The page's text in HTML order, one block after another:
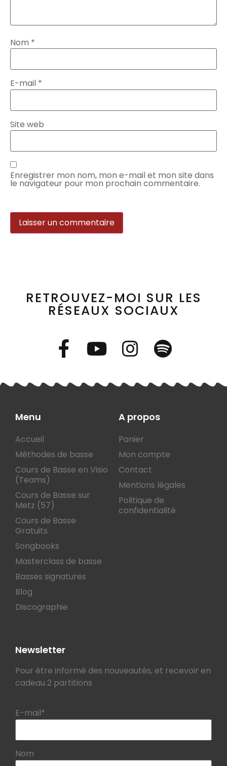
Nom *
E-mail *
Site web
Enregistrer mon nom, mon e-mail et mon site dans
le navigateur pour mon prochain commentaire.
RETROUVEZ-MOI SUR LES
RÉSEAUX SOCIAUX
Menu
Accueil
Méthodes de basse
Cours de Basse en Visio
(Teams)
Cours de Basse sur
Metz (57)
Cours de Basse
Gratuits
Songbooks
Masterclass de basse
Basses signatures
Blog
Discographie
A propos
Panier
Mon compte
Contact
Mentions légales
Politique de
confidentialité
Newsletter
Pour être informé des nouveautés, et recevoir en
cadeau 2 partitions
E-mail*
Nom